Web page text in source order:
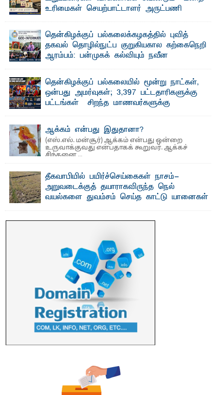
உரிமைகள் செயற்பாட்டாளர் அருட்பணி
ஜே. எப். காமிலா பேகம்- இ லங்கை அரசாங்கம் அரசுசாரா
அமைப்புகள் (NGO) தொடர்பான புதிய சட்டமூலத்தை ...
தென்கிழக்குப் பல்கலைக்கழகத்தில் புவித்
தகவல் தொழில்நுட்ப குறுகியகால கற்கைநெறி
ஆரம்பம்: பன்முகக் கல்வியும் நவீன
பேராசிரியர் எம். எம். பாஸில்
தெ ன்கிழக்குப் பல்கலைக்கழகத்தின் கலை மற்றும் கலாசார
பீடத்தின் புவியியல் துறையினால் ...
தென்கிழக்குப் பல்கலையில் மூன்று நாட்கள்,
ஒன்பது அமர்வுகள்; 3,397 பட்டதாரிகளுக்கு
பட்டங்கள் – சிறந்த மாணவர்களுக்கு
தங்கப்பதக்கங்கள், நினைவுப் பதக்கங்கள்
மற்றும் சிறப்புப் பரிசுகள்
எம்.வை. அமீர்- ஒ லுவிலில் அமைந்துள்ள தென்கிழக்குப்
பல்கலைக்கழகத்தின் 18ஆவது பொதுப் பட்டமளிப்பு விழா ...
ஆக்கம் என்பது இதுதானா?
(எஸ்.எல். மன்சூர்) ஆக்கம் என்பது ஒன்றை
உருவாக்குவது என்பதாகக் கூறுவர். ஆக்கச்
சிந்தனை ...
தீகவாபியில் பயிர்ச்செய்கைகள் நாசம்-
அறுவடைக்குத் தயாராகவிருந்த நெல்
வயல்களை துவம்சம் செய்த காட்டு யானைகள்
காணப்பட்ட பல ...